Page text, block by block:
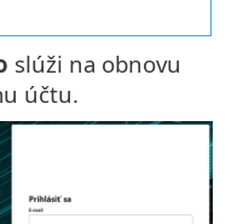
slúži na obnovu
účtu.